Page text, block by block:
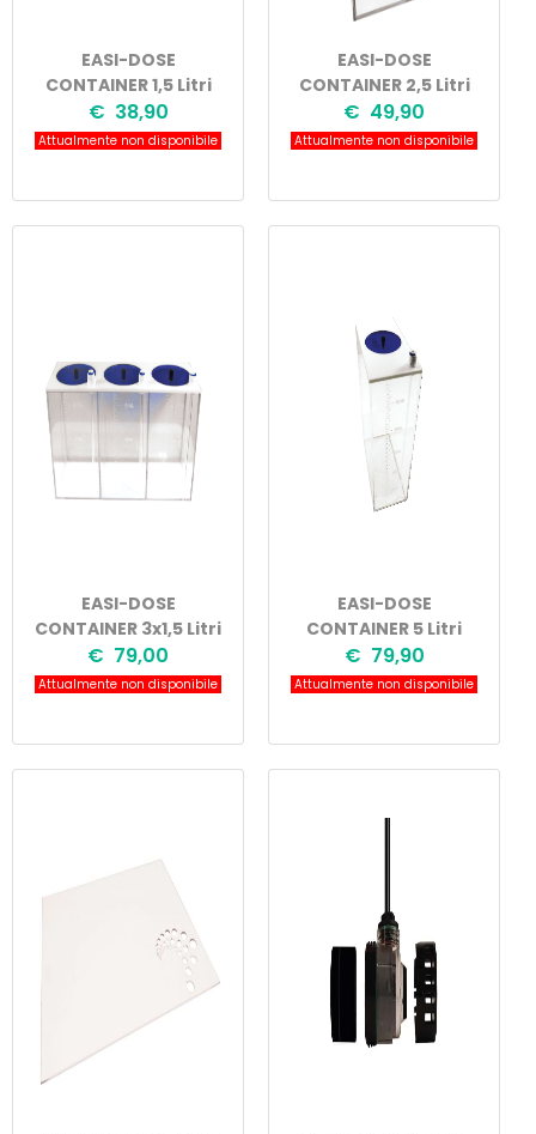
EASI-DOSE
CONTAINER 1,5 Litri
€ 38,90
Attualmente non disponibile
EASI-DOSE
CONTAINER 2,5 Litri
€ 49,90
Attualmente non disponibile
EASI-DOSE
CONTAINER 3x1,5 Litri
€ 79,00
Attualmente non disponibile
EASI-DOSE
CONTAINER 5 Litri
€ 79,90
Attualmente non disponibile